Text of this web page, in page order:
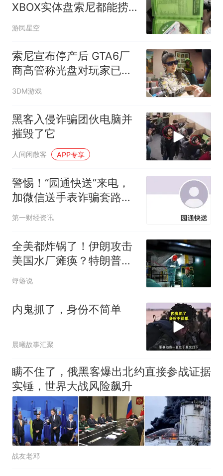
XBOX实体盘索尼都能捞
游民星空
索尼宣布停产后 GTA6厂
商高管称光盘对玩家已无
意义
3DM游戏
黑客入侵诈骗团伙电脑并
摧毁了它
人间闲散客 APP专享
警惕！“园通快送”来电，
加微信送手表诈骗套路卷
土重来
第一财经资讯
全美都炸锅了！伊朗攻击
美国水厂瘫痪？特朗普却
忙着甩锅民主党！
蜉蝣说
内鬼抓了，身份不简单
晨曦故事汇聚
瞒不住了，俄黑客爆出北约直接参战证据
实锤，世界大战风险飙升
战友老邓